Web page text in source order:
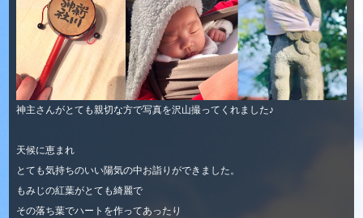
神主さんがとても親切な方で写真を沢山撮ってくれました♪
天候に恵まれ
とても気持ちのいい陽気の中お詣りができました。
もみじの紅葉がとても綺麗で
その落ち葉でハートを作ってあったり